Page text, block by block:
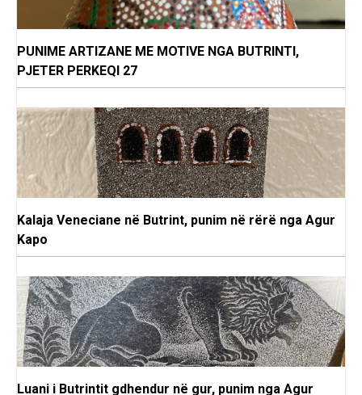
PUNIME ARTIZANE ME MOTIVE NGA BUTRINTI,
PJETER PERKEQI 27
Kalaja Veneciane në Butrint, punim në rërë nga Agur
Kapo
Luani i Butrintit gdhendur në gur, punim nga Agur